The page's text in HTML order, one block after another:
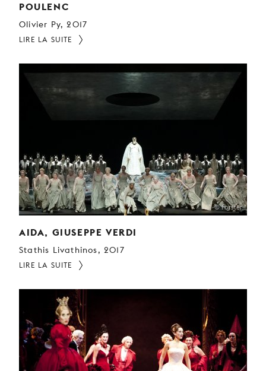
POULENC
Olivier Py, 2017
LIRE LA SUITE
© Forster
AIDA, GIUSEPPE VERDI
Stathis Livathinos, 2017
LIRE LA SUITE